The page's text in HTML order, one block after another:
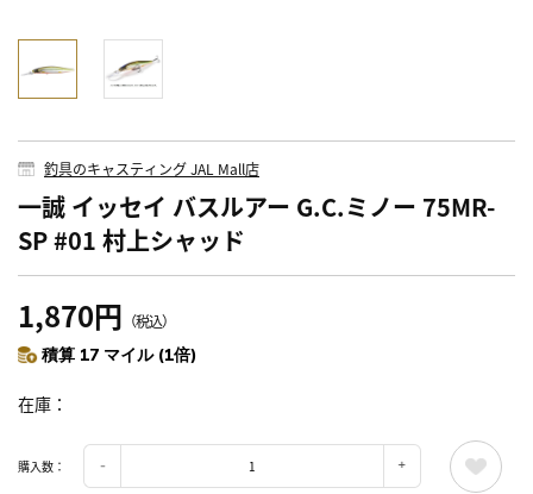
釣具のキャスティング JAL Mall店
一誠 イッセイ バスルアー G.C.ミノー 75MR-
SP #01 村上シャッド
1,870円 （税込）
積算 17 マイル (1倍)
在庫
購入数：